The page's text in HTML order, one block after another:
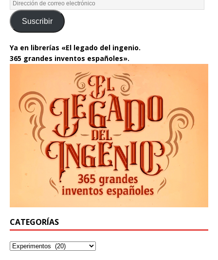
Suscribir
Ya en librerías «El legado del ingenio.
365 grandes inventos españoles».
CATEGORÍAS